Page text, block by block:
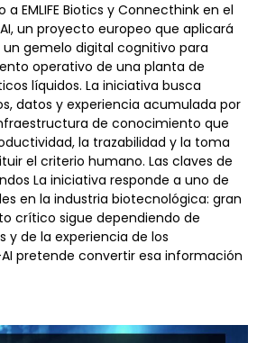
EMLIFE Biotics y Connecthink en el
un proyecto europeo que aplicará
gemelo digital cognitivo para
operativo de una planta de
líquidos. La iniciativa busca
datos y experiencia acumulada por
de conocimiento que
la trazabilidad y la toma
el criterio humano. Las claves de
La iniciativa responde a uno de
en la industria biotecnológica: gran
crítico sigue dependiendo de
y de la experiencia de los
AI pretende convertir esa información